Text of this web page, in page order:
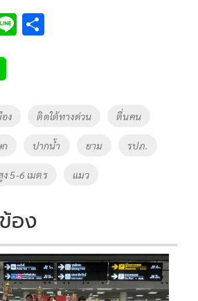
Li
ง ติดใต้ทางด่วน ตื่นคน
ก ปากน้ำ ยาม รปภ.
ง 5-6 เมตร แมว
อง